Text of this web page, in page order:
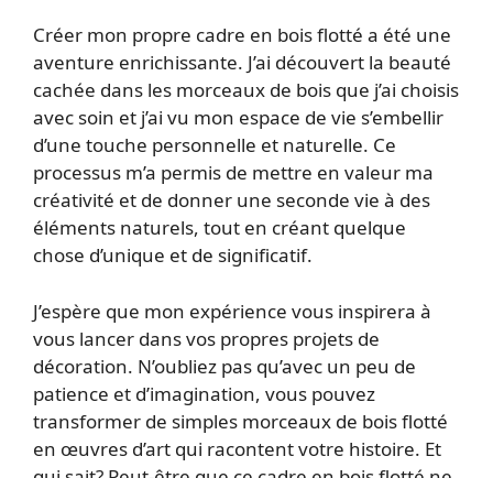
Créer mon propre cadre en bois flotté a été une
aventure enrichissante. J’ai découvert la beauté
cachée dans les morceaux de bois que j’ai choisis
avec soin et j’ai vu mon espace de vie s’embellir
d’une touche personnelle et naturelle. Ce
processus m’a permis de mettre en valeur ma
créativité et de donner une seconde vie à des
éléments naturels, tout en créant quelque
chose d’unique et de significatif.
J’espère que mon expérience vous inspirera à
vous lancer dans vos propres projets de
décoration. N’oubliez pas qu’avec un peu de
patience et d’imagination, vous pouvez
transformer de simples morceaux de bois flotté
en œuvres d’art qui racontent votre histoire. Et